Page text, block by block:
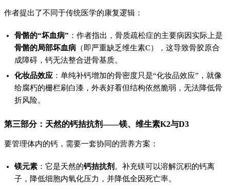
作者提出了不同于传统医学的康复逻辑：
骨骼的“坏血病” ：作者指出，骨质疏松症的主要病因实际上是
骨骼的局部坏血病 （即严重缺乏维生素C），这导致骨胶原合
成障碍，钙无法整合进骨基质。
化妆品效应 ：单纯补钙增加的骨密度只是“化妆品效应”，就像
给腐朽的栅栏刷白漆，外表好看但结构依然脆弱，无法降低骨
折风险。
第三部分：天然的钙拮抗剂——镁、维生素K2与D3
要管理体内的钙，需要一套协同的营养方案：
镁元素 ：它是天然的钙拮抗剂 。补充镁可以溶解沉积的钙离
子，降低细胞内氧化压力，并降低全因死亡率。